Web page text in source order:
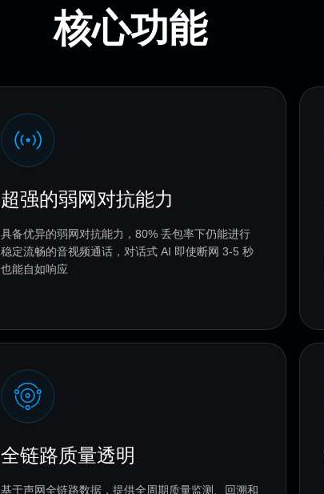
核心功能
超强的弱网对抗能力
具备优异的弱网对抗能力，80% 丢包率下仍能进行
稳定流畅的音视频通话，对话式 AI 即使断网 3-5 秒
也能自如响应
全链路质量透明
基于声网全链路数据，提供全周期质量监测、回溯和